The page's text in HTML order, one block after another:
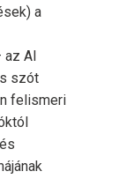
a
az AI
szót
felismeri